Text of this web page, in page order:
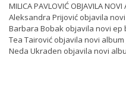
MILICA PAVLOVIĆ OBJAVILA NOVI
Aleksandra Prijović objavila
Barbara Bobak objavila novi ep
Tea Tairović objavila novi album
Neda Ukraden objavila novi